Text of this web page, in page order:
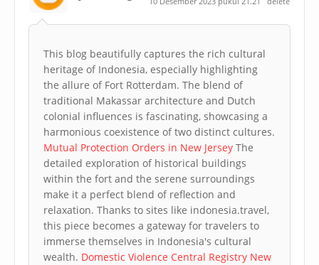
This blog beautifully captures the rich cultural
heritage of Indonesia, especially highlighting
the allure of Fort Rotterdam. The blend of
traditional Makassar architecture and Dutch
colonial influences is fascinating, showcasing a
harmonious coexistence of two distinct cultures.
Mutual Protection Orders in New Jersey The
detailed exploration of historical buildings
within the fort and the serene surroundings
make it a perfect blend of reflection and
relaxation. Thanks to sites like indonesia.travel,
this piece becomes a gateway for travelers to
immerse themselves in Indonesia's cultural
wealth. Domestic Violence Central Registry New